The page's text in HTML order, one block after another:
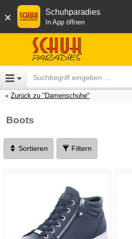
× Schuhparadies
In App öffnen
Zurück zu "Damenschuhe"
Boots
Sortieren Filtern